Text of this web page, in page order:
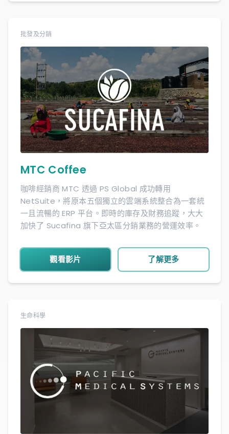
批發及分銷
MTC Coffee
咖啡經銷商 MTC 透過 PS Global 成功轉用
NetSuite，將原本五個獨立的雲端系統整合為一套統
一且流暢的 ERP 平台。即時的庫存及財務追蹤，大大
加快了 Sucafina 旗下亞太區分銷業務的營運效率。
觀看影片 了解更多
生命科學